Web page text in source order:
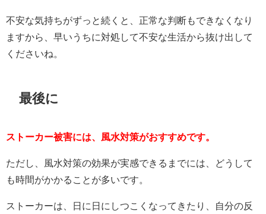
不安な気持ちがずっと続くと、正常な判断もできなくなり
ますから、早いうちに対処して不安な生活から抜け出して
くださいね。
最後に
ストーカー被害には、風水対策がおすすめです。
ただし、風水対策の効果が実感できるまでには、どうして
も時間がかかることが多いです。
ストーカーは、日に日にしつこくなってきたり、自分の反